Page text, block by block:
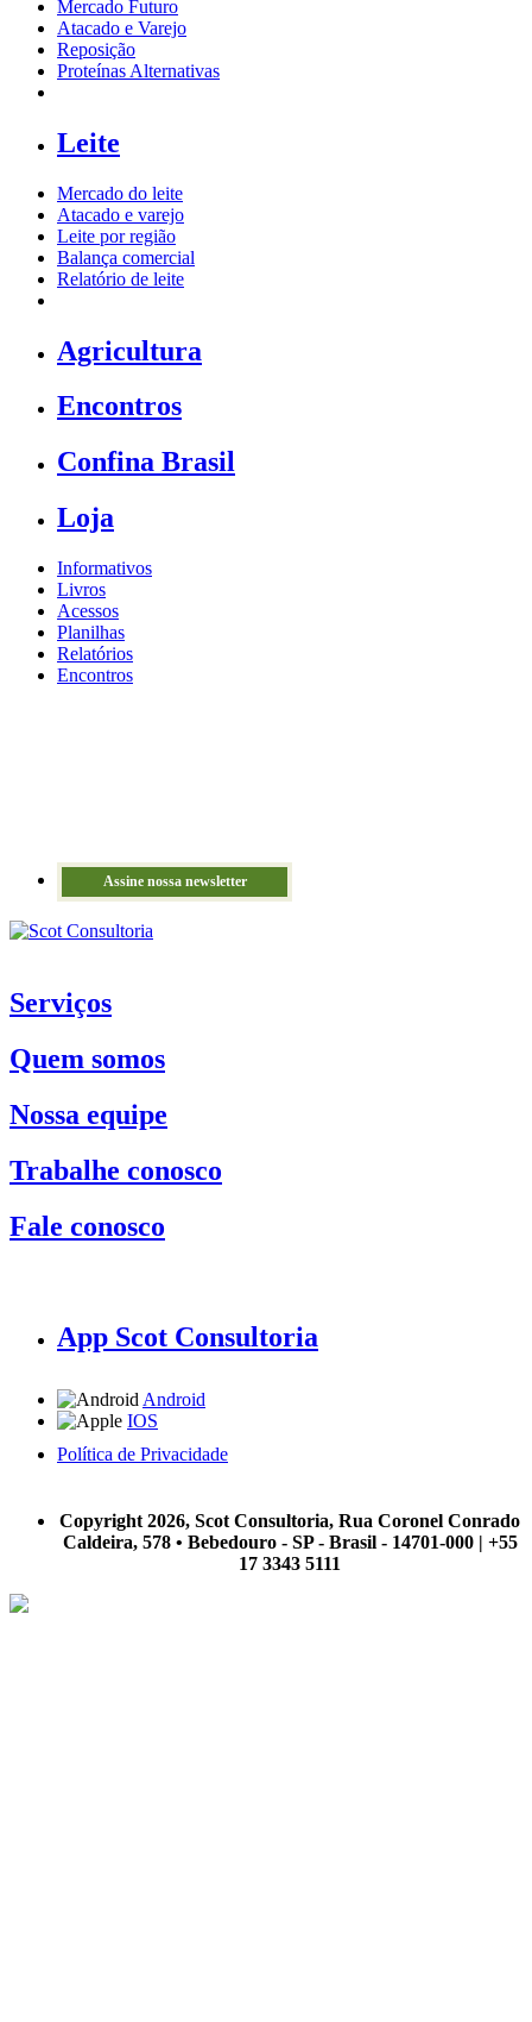
Mercado Futuro
Atacado e Varejo
Reposição
Proteínas Alternativas
Leite
Mercado do leite
Atacado e varejo
Leite por região
Balança comercial
Relatório de leite
Agricultura
Encontros
Confina Brasil
Loja
Informativos
Livros
Acessos
Planilhas
Relatórios
Encontros
Assine nossa newsletter
Serviços
Quem somos
Nossa equipe
Trabalhe conosco
Fale conosco
App Scot Consultoria
Android
IOS
Política de Privacidade
Copyright 2026, Scot Consultoria, Rua Coronel Conrado
Caldeira, 578 • Bebedouro - SP - Brasil - 14701-000 | +55
17 3343 5111